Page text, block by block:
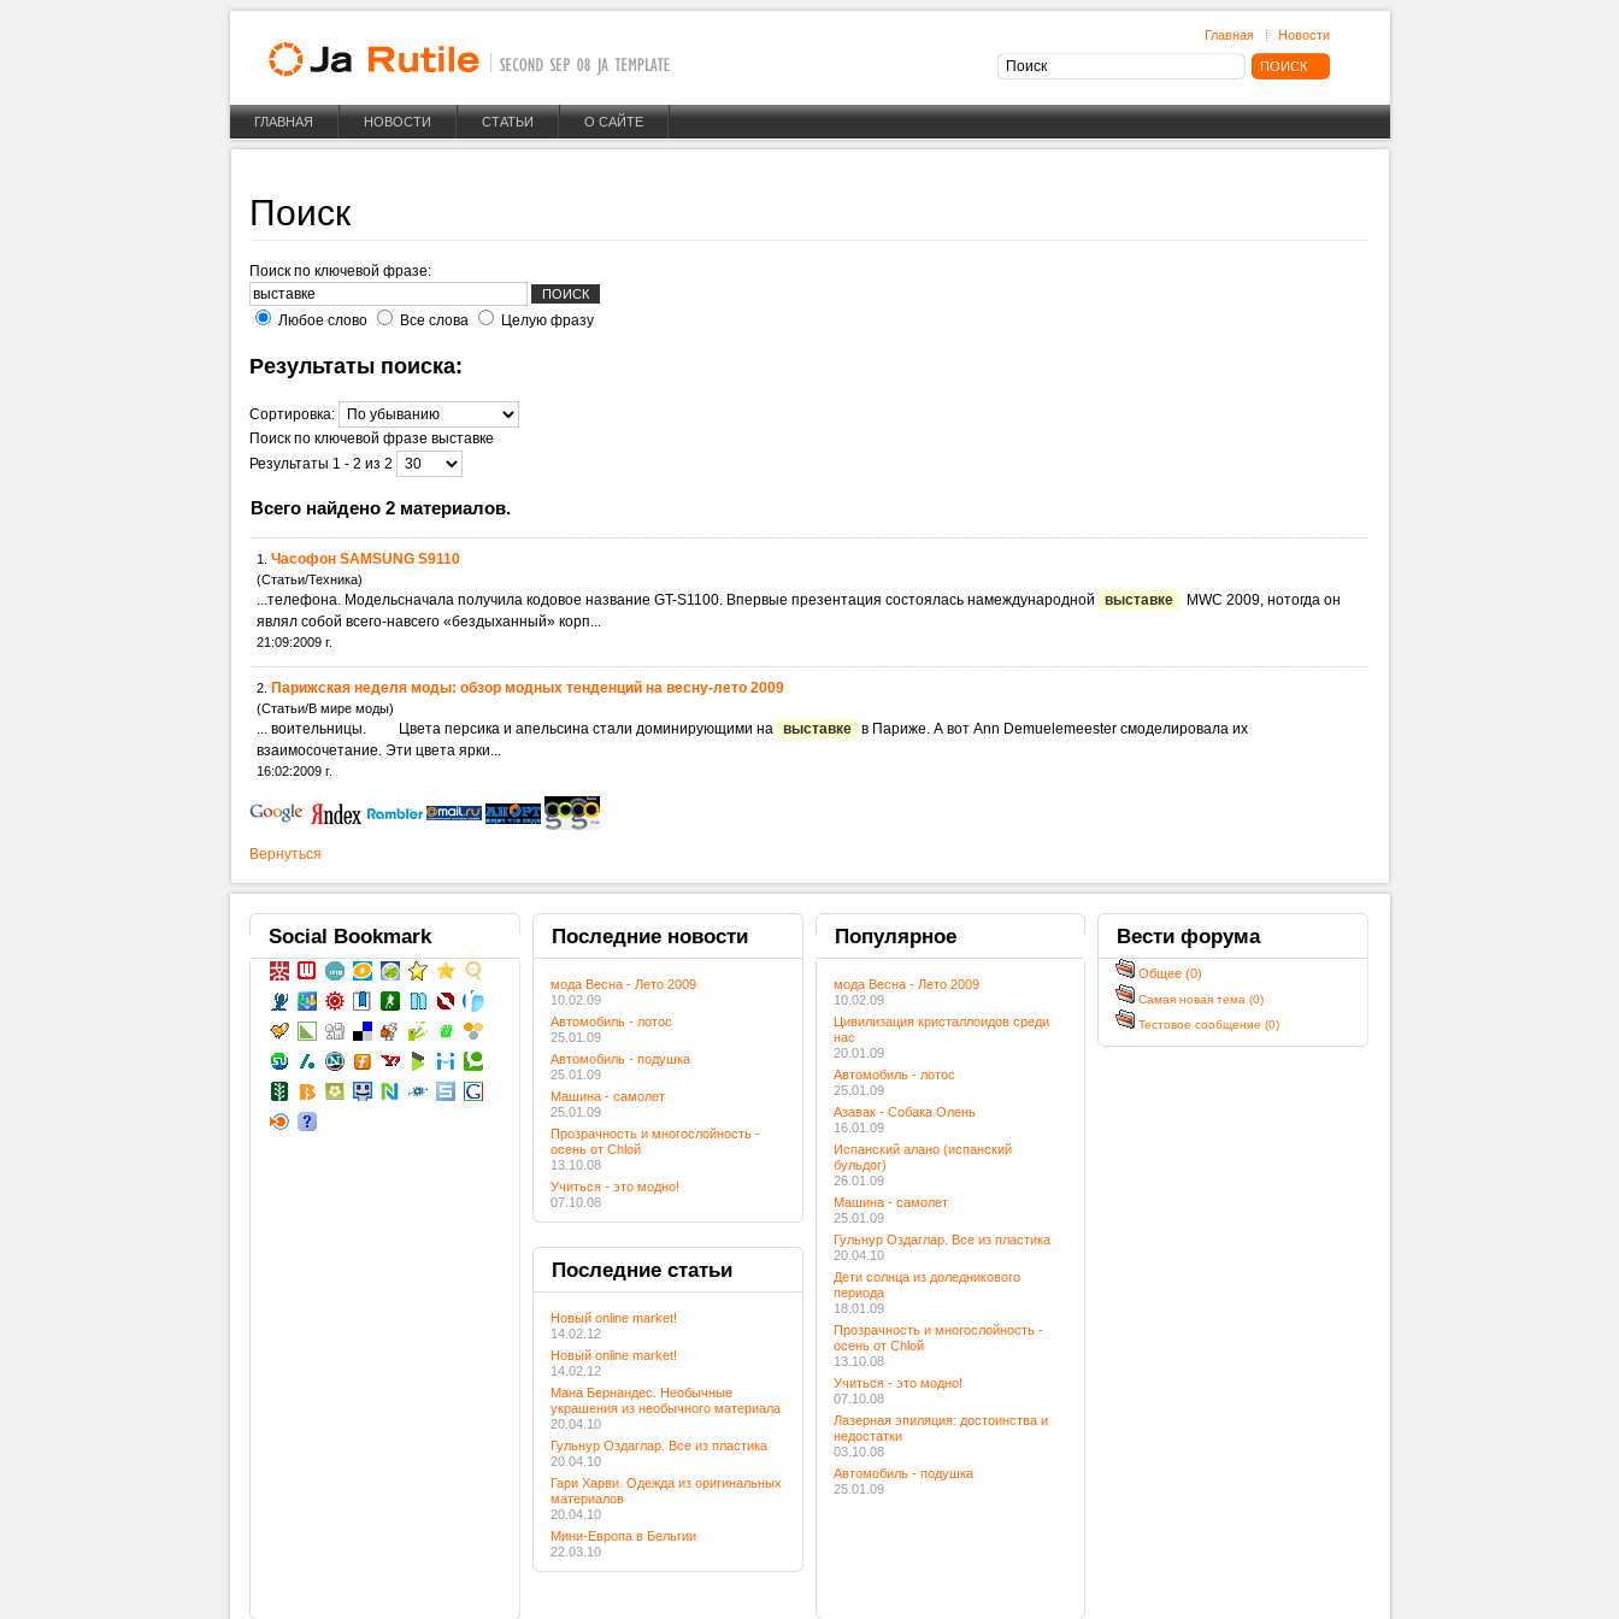
Главная Новости
ГЛАВНАЯ НОВОСТИ СТАТЬИ О САЙТЕ
Поиск
Поиск по ключевой фразе:
Любое слово Все слова Целую фразу
Результаты поиска:
Сортировка:
Поиск по ключевой фразе выставке
Результаты 1 - 2 из 2
Всего найдено 2 материалов.
1. Часофон SAMSUNG S9110
(Статьи/Техника)
...телефона. Модельсначала получила кодовое название GT-S1100. Впервые презентация состоялась намеждународной выставке
MWC 2009, нотогда он
являл собой всего-навсего «бездыханный» корп...
21:09:2009 г.
2. Парижская неделя моды: обзор модных тенденций на весну-лето 2009
(Статьи/В мире моды)
... воительницы. Цвета персика и апельсина стали доминирующими на выставке в Париже. А вот Ann Demuelemeester смоделировала их
взаимосочетание. Эти цвета ярки...
16:02:2009 г.
Вернуться
Social Bookmark Последниеновости
мода Весна - Лето 2009
10.02.09
Автомобиль - лотос
25.01.09
Автомобиль - подушка
25.01.09
Машина - самолет
25.01.09
Прозрачность и многослойность -
осень от Chloй
13.10.08
Учиться - это модно!
07.10.08
Последниестатьи
Новый online market!
14.02.12
Новый online market!
14.02.12
Мана Бернандес. Необычные
украшения из необычного материала
20.04.10
Гульнур Оздаглар. Все из пластика
20.04.10
Гари Харви. Одежда из оригинальных
материалов
20.04.10
Мини-Европа в Бельгии
22.03.10
Популярное
мода Весна - Лето 2009
10.02.09
Цивилизация кристаллоидов среди
нас
20.01.09
Автомобиль - лотос
25.01.09
Азавак - Собака Олень
16.01.09
Испанский алано (испанский
бульдог)
26.01.09
Машина - самолет
25.01.09
Гульнур Оздаглар. Все из пластика
20.04.10
Дети солнца из доледникового
периода
18.01.09
Прозрачность и многослойность -
осень от Chloй
13.10.08
Учиться - это модно!
07.10.08
Лазерная эпиляция: достоинства и
недостатки
03.10.08
Автомобиль - подушка
25.01.09
Вести форума
Общее (0)
Самая новая тема (0)
Тестовое сообщение (0)